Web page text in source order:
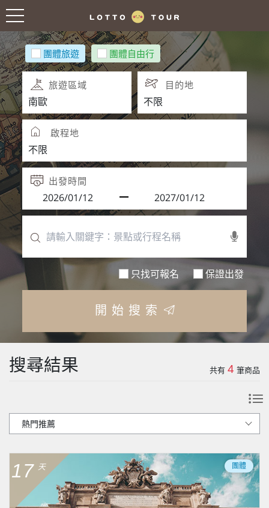
團體旅遊 團體自由行
旅遊區域 目的地
啟程地
出發時間
只找可報名 保證出發
開始搜索
搜尋結果 共有 4 筆商品
17 天 團體